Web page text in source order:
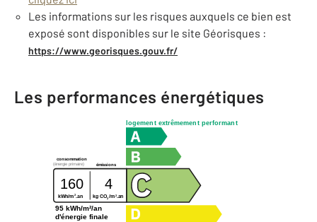
Les informations sur les risques auxquels ce bien est
exposé sont disponibles sur le site Géorisques :
https://www.georisques.gouv.fr/
Les performances énergétiques
logement extrêmement performant
consommation
émissions
(énergie primaire)
160 4
kWh/m 2 .an kg CO2/m2.an
95 kWh/m²/an
d'énergie finale